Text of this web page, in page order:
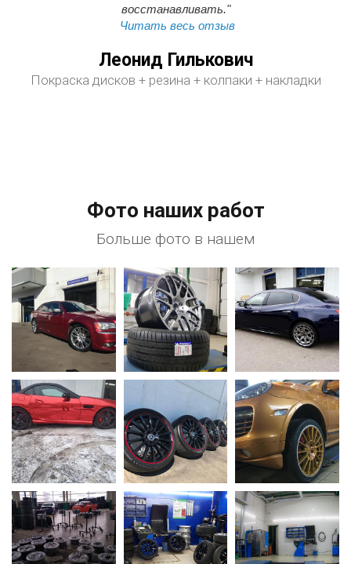
восстанавливать."
Читать весь отзыв
Леонид Гилькович
Покраска дисков + резина + колпаки + накладки
Фото наших работ
Больше фото в нашем